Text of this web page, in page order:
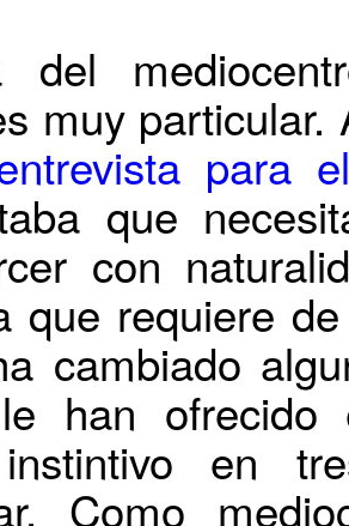
del
muy
para
que
con
que requiere
cambiado
han ofrecido
en
Como